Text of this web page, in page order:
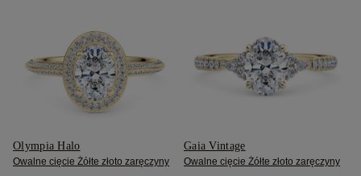
Olympia Halo
Owalne cięcie Żółte złoto zaręczyny
Gaia Vintage
Owalne cięcie Żółte złoto zaręczyny